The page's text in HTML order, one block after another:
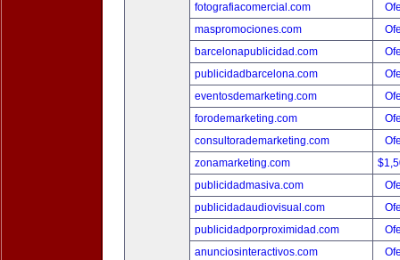
fotografiacomercial.com
maspromociones.com
barcelonapublicidad.com
publicidadbarcelona.com
eventosdemarketing.com
forodemarketing.com
consultorademarketing.com
zonamarketing.com
publicidadmasiva.com
publicidadaudiovisual.com
publicidadporproximidad.com
anunciosinteractivos.com